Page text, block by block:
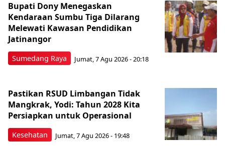
Sumedang Raya
Bupati Dony Menegaskan
Kendaraan Sumbu Tiga Dilarang
Melewati Kawasan Pendidikan
Jatinangor
Jumat, 7 Agu 2026 - 20:18
Kesehatan
Pastikan RSUD Limbangan Tidak
Mangkrak, Yodi: Tahun 2028 Kita
Persiapkan untuk Operasional
Jumat, 7 Agu 2026 - 19:48